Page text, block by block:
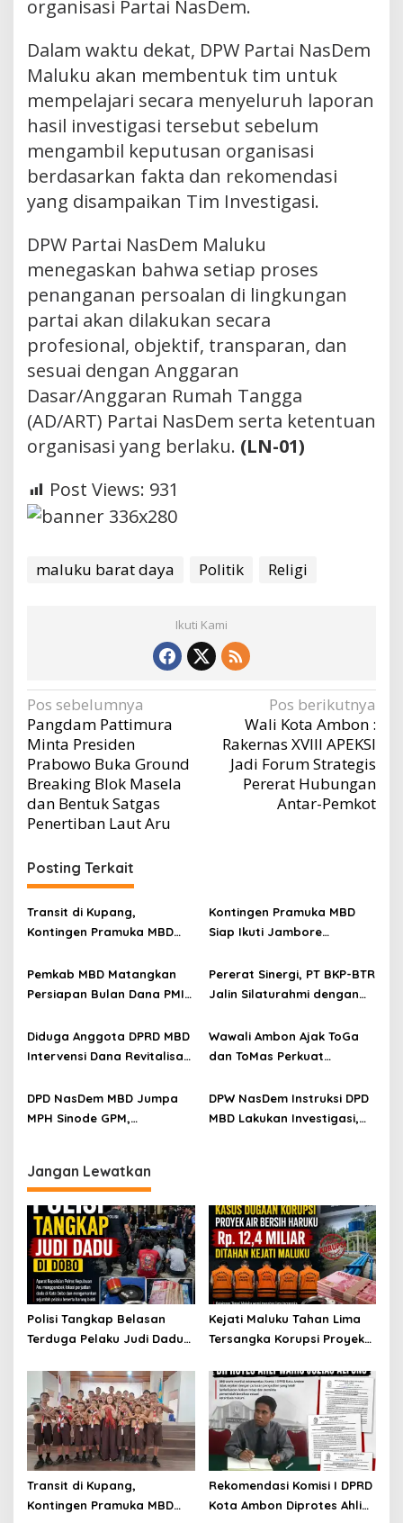
organisasi Partai NasDem.
Dalam waktu dekat, DPW Partai NasDem
Maluku akan membentuk tim untuk
mempelajari secara menyeluruh laporan
hasil investigasi tersebut sebelum
mengambil keputusan organisasi
berdasarkan fakta dan rekomendasi
yang disampaikan Tim Investigasi.
DPW Partai NasDem Maluku
menegaskan bahwa setiap proses
penanganan persoalan di lingkungan
partai akan dilakukan secara
profesional, objektif, transparan, dan
sesuai dengan Anggaran
Dasar/Anggaran Rumah Tangga
(AD/ART) Partai NasDem serta ketentuan
organisasi yang berlaku. (LN-01)
Post Views: 931
maluku barat daya Politik Religi
Ikuti Kami
Navigasi
pos
Pos sebelumnya
Pangdam Pattimura
Minta Presiden
Prabowo Buka Ground
Breaking Blok Masela
dan Bentuk Satgas
Penertiban Laut Aru
Pos berikutnya
Wali Kota Ambon :
Rakernas XVIII APEKSI
Jadi Forum Strategis
Pererat Hubungan
Antar-Pemkot
Posting Terkait
Transit di Kupang,
Kontingen Pramuka MBD
Disambut Hangat Wakil
Wali Kota
Kontingen Pramuka MBD
Siap Ikuti Jambore
Peserta dari Lima
Kecamatan
Pemkab MBD Matangkan
Persiapan Bulan Dana PMI
Penggalangan Dana Lebih
Luas
Pererat Sinergi, PT BKP-BTR
Jalin Silaturahmi dengan
Diduga Anggota DPRD MBD
Intervensi Dana Revitalisasi
Winnetou Akse Soroti
Dugaan Intimidasi
Wawali Ambon Ajak ToGa
dan ToMas Perkuat
Konflik
DPD NasDem MBD Jumpa
MPH Sinode GPM,
DPW NasDem Instruksi DPD
MBD Lakukan Investigasi,
Jangan Lewatkan
Polisi Tangkap Belasan
Terduga Pelaku Judi Dadu
Setoran Rp5 Juta dan
Selisih Barang Bukti
Kejati Maluku Tahan Lima
Tersangka Korupsi Proyek
Miliar
Transit di Kupang,
Kontingen Pramuka MBD
Rekomendasi Komisi I DPRD
Kota Ambon Diprotes Ahli